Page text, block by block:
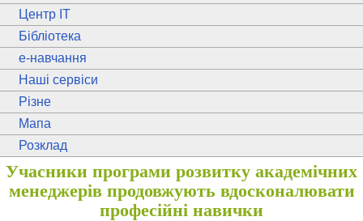
Центр ІТ
Бібліотека
e-навчання
Наші сервіси
Різне
Мапа
Розклад
Учасники програми розвитку академічних
менеджерів продовжують вдосконалювати
професійні навички